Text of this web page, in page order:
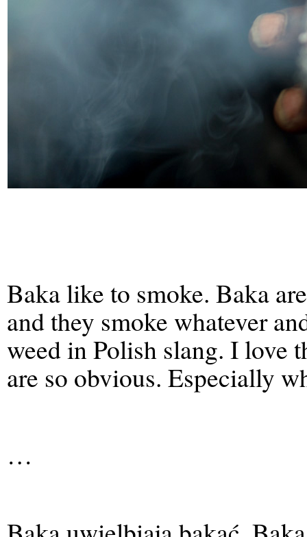
Baka like to smoke. Baka
and they smoke whatever
weed in Polish slang. I love
are so obvious. Especially
…